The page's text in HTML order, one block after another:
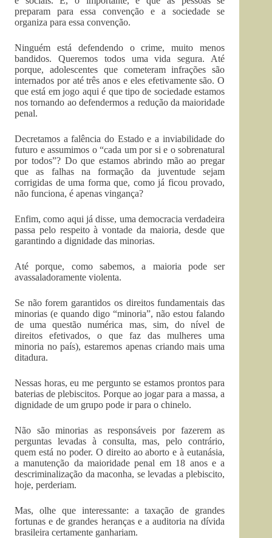
preparam para essa convenção e a sociedade se
organiza para essa convenção.
Ninguém está defendendo o crime, muito menos
bandidos. Queremos todos uma vida segura. Até
porque, adolescentes que cometeram infrações são
internados por até três anos e eles efetivamente são. O
que está em jogo aqui é que tipo de sociedade estamos
nos tornando ao defendermos a redução da maioridade
penal.
Decretamos a falência do Estado e a inviabilidade do
futuro e assumimos o “cada um por si e o sobrenatural
por todos”? Do que estamos abrindo mão ao pregar
que as falhas na formação da juventude sejam
corrigidas de uma forma que, como já ficou provado,
não funciona, é apenas vingança?
Enfim, como aqui já disse, uma democracia verdadeira
passa pelo respeito à vontade da maioria, desde que
garantindo a dignidade das minorias.
Até porque, como sabemos, a maioria pode ser
avassaladoramente violenta.
Se não forem garantidos os direitos fundamentais das
minorias (e quando digo “minoria”, não estou falando
de uma questão numérica mas, sim, do nível de
direitos efetivados, o que faz das mulheres uma
minoria no país), estaremos apenas criando mais uma
ditadura.
Nessas horas, eu me pergunto se estamos prontos para
baterias de plebiscitos. Porque ao jogar para a massa, a
dignidade de um grupo pode ir para o chinelo.
Não são minorias as responsáveis por fazerem as
perguntas levadas à consulta, mas, pelo contrário,
quem está no poder. O direito ao aborto e à eutanásia,
a manutenção da maioridade penal em 18 anos e a
descriminalização da maconha, se levadas a plebiscito,
hoje, perderiam.
Mas, olhe que interessante: a taxação de grandes
fortunas e de grandes heranças e a auditoria na dívida
brasileira certamente ganhariam.